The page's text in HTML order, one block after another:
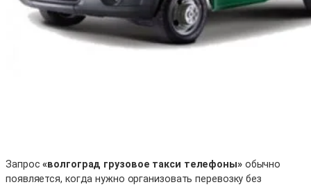
Запрос«волгоград грузовое такси телефоны»обычно
появляется, когда нужно организовать перевозку без